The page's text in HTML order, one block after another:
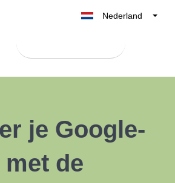
Nederland
België
España
je Google-
de